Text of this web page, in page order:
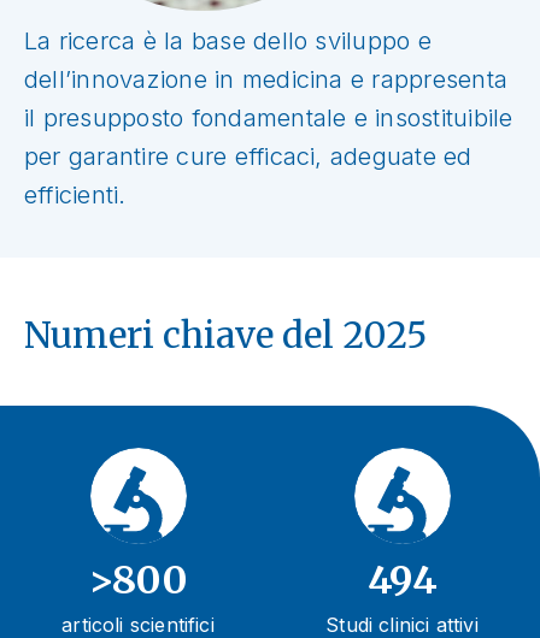
La ricerca è la base dello sviluppo e
dell’innovazione in medicina e rappresenta
il presupposto fondamentale e insostituibile
per garantire cure efficaci, adeguate ed
efficienti.
Numeri chiave del 2025
>800
articoli scientifici
494
Studi clinici attivi